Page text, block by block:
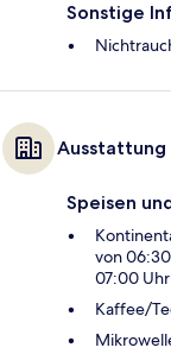
Sonstige
Speisen
von
07:00
Kaffee/